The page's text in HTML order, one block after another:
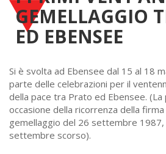
GEMELLAGGIO
ED EBENSEE
Si è svolta ad Ebensee dal 15 al 18
parte delle celebrazioni per il
della pace tra Prato ed Ebensee. (La
occasione della ricorrenza della
gemellaggio del 26 settembre
settembre scorso).